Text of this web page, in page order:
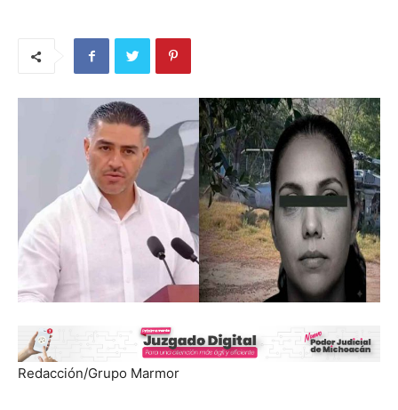
Redacción/Grupo Marmor